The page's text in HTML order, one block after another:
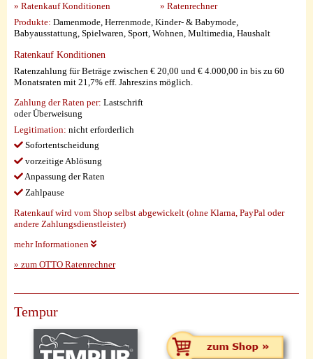
» Ratenkauf Konditionen
» Ratenrechner
Produkte: Damenmode, Herrenmode, Kinder- & Babymode,
Babyausstattung, Spielwaren, Sport, Wohnen, Multimedia, Haushalt
Ratenkauf Konditionen
Ratenzahlung für Beträge zwischen € 20,00 und € 4.000,00 in bis zu 60
Monatsraten mit 21,7% eff. Jahreszins möglich.
Zahlung der Raten per: Lastschrift
oder Überweisung
Legitimation: nicht erforderlich
Sofortentscheidung
vorzeitige Ablösung
Anpassung der Raten
Zahlpause
Ratenkauf wird vom Shop selbst abgewickelt (ohne Klarna, PayPal oder
andere Zahlungsdienstleister)
mehr Informationen
» zum OTTO Ratenrechner
Tempur